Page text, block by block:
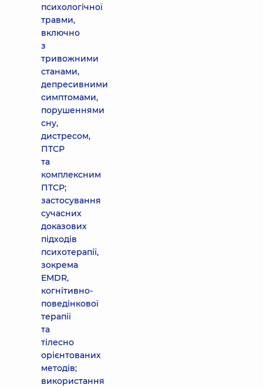
психологічної
травми,
включно
з
тривожними
станами,
депресивними
симптомами,
порушеннями
сну,
дистресом,
ПТСР
та
комплексним
ПТСР;
застосування
сучасних
доказових
підходів
психотерапії,
зокрема
EMDR,
когнітивно-
поведінкової
терапії
та
тілесно
орієнтованих
методів;
використання